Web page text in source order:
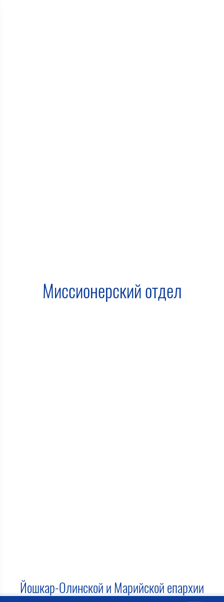
Миссионерский отдел
Йошкар-Олинской и Марийской епархии